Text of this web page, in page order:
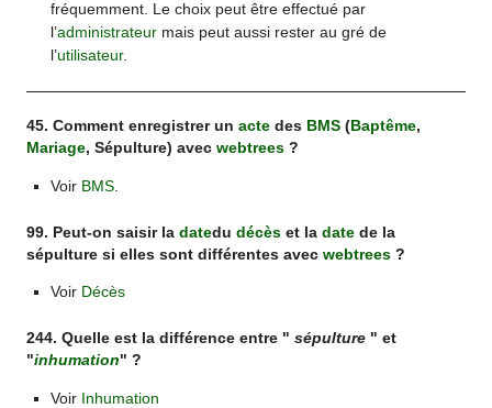
fréquemment. Le choix peut être effectué par
l’administrateurmais peut aussi rester au gré de
l’utilisateur.
45. Comment enregistrer unacte des BMS ( Baptême,
Mariage,Sépulture) avecwebtrees ?
Voir BMS.
99. Peut-on saisir ladatedudécès et ladate de la
sépulture si elles sont différentes avecwebtrees ?
Voir Décès
244. Quelle est la différence entre " sépulture " et
"inhumation" ?
Voir Inhumation